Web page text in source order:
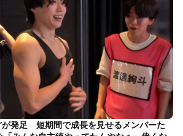
発足 短期間で成長を見せるメンバーた